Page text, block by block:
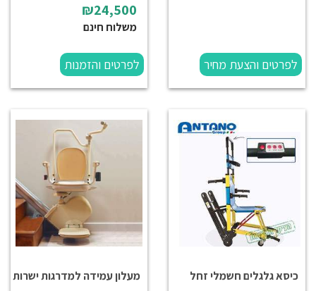
לפרטים והצעת מחיר
₪24,500
משלוח חינם
לפרטים והזמנות
כיסא גלגלים חשמלי זחל
מעלון עמידה למדרגות ישרות